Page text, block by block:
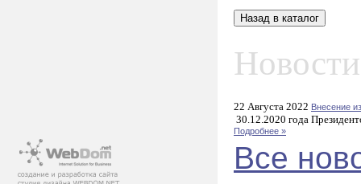
22 Августа 2022 Внесение
30.12.2020 года
Подробнее »
Все